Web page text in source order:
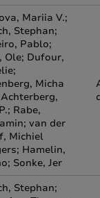
Mariia V.;
Stephan;
Pablo;
Ole; Dufour,
Micha
Rabe,
van der
Michiel
Hamelin,
Sonke, Jer
Stephan;